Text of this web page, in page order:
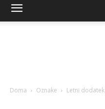
Doma Oznake Letni dodatek